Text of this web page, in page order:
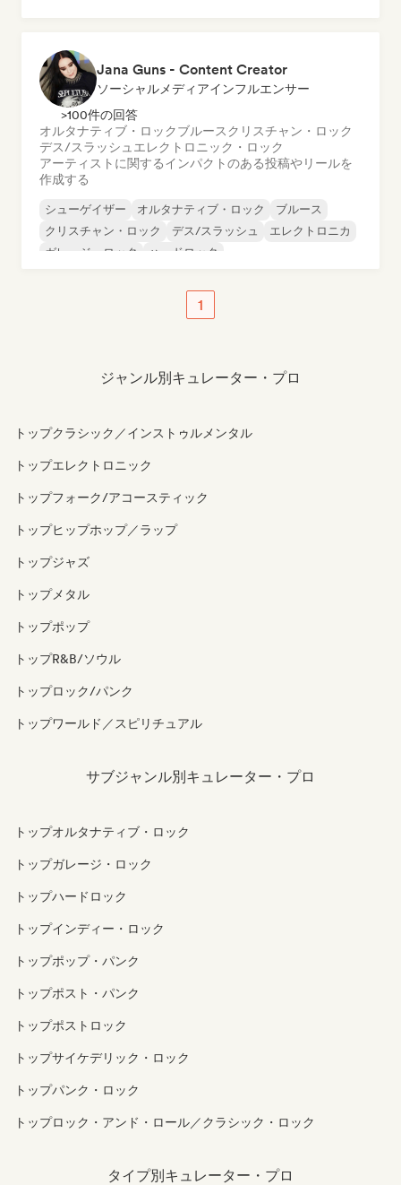
Jana Guns - Content Creator
ソーシャルメディアインフルエンサー
>100件の回答
オルタナティブ・ロックブルースクリスチャン・ロック
デス/スラッシュ エレクトロニック・ロック
アーティストに関するインパクトのある投稿やリールを
作成する
シューゲイザー オルタナティブ・ロック
ブルース
クリスチャン・ロック
デス/スラッシュ
エレクトロニカ
ガレージ・ロック
ハードロック
1
ジャンル別キュレーター・プロ
トップクラシック／インストゥルメンタル
トップエレクトロニック
トップフォーク/アコースティック
トップヒップホップ／ラップ
トップジャズ
トップメタル
トップポップ
トップR&B/ソウル
トップロック/パンク
トップワールド／スピリチュアル
サブジャンル別キュレーター・プロ
トップオルタナティブ・ロック
トップガレージ・ロック
トップハードロック
トップインディー・ロック
トップポップ・パンク
トップポスト・パンク
トップポストロック
トップサイケデリック・ロック
トップパンク・ロック
トップロック・アンド・ロール／クラシック・ロック
タイプ別キュレーター・プロ